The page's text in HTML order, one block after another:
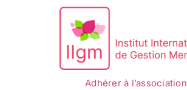
Adhérer à l’association